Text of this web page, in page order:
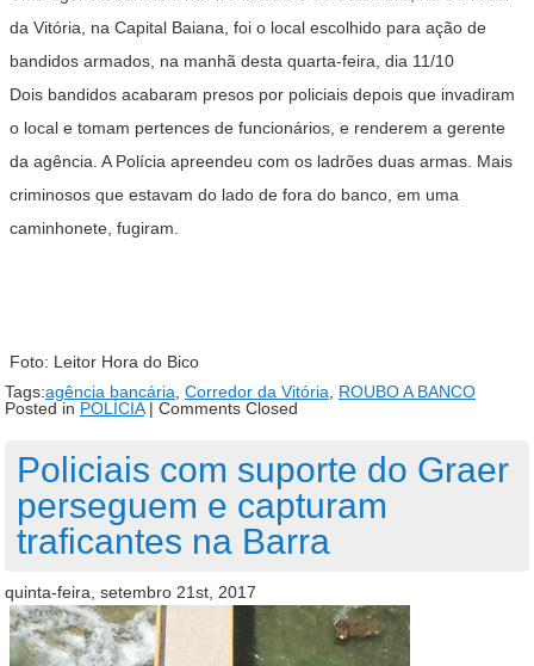
da Vitória, na Capital Baiana, foi o local escolhido para ação de
bandidos armados, na manhã desta quarta-feira, dia 11/10
Dois bandidos acabaram presos por policiais depois que invadiram
o local e tomam pertences de funcionários, e renderem a gerente
da agência. A Polícia apreendeu com os ladrões duas armas. Mais
criminosos que estavam do lado de fora do banco, em uma
caminhonete, fugiram.
Foto: Leitor Hora do Bico
Tags:agência bancária, Corredor da Vitória, ROUBO A BANCO
Posted in POLÍCIA| Comments Closed
Policiais com suporte do Graer
perseguem e capturam
traficantes na Barra
quinta-feira, setembro 21st, 2017